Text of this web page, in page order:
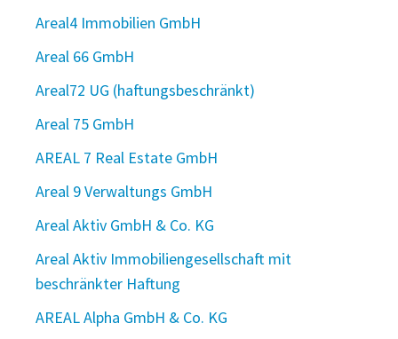
Areal4 Immobilien GmbH
Areal 66 GmbH
Areal72 UG (haftungsbeschränkt)
Areal 75 GmbH
AREAL 7 Real Estate GmbH
Areal 9 Verwaltungs GmbH
Areal Aktiv GmbH & Co. KG
Areal Aktiv Immobiliengesellschaft mit
beschränkter Haftung
AREAL Alpha GmbH & Co. KG